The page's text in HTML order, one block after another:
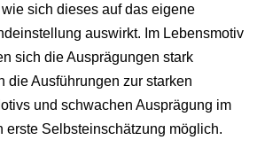
sich dieses auf das eigene
auswirkt. Im Lebensmotiv
sich die Ausprägungen stark
die Ausführungen zur starken
und schwachen Ausprägung im
erste Selbsteinschätzung möglich.